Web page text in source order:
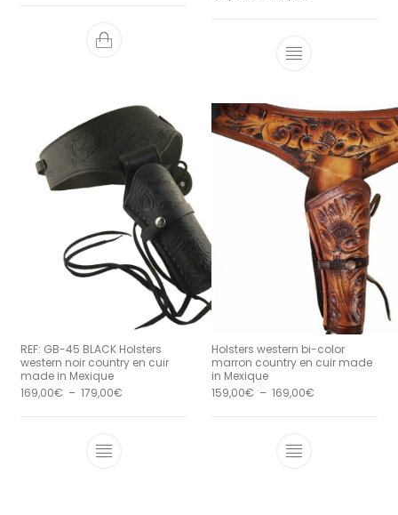
Ce produit a
REF: GB-45 BLACK Holsters
western noir country en cuir
made in Mexique
169,00€ – 179,00€Plage de prix : 169,00€ à 179,00€
Ce produit a plusieurs variations.
Holsters western bi-color
marron country en cuir made
in Mexique
159,00€ – 169,00€Plage de prix :
Ce produit a